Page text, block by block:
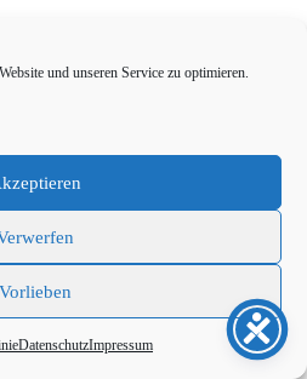
und unseren Service zu optimieren.
Vorlieben
DatenschutzImpressum